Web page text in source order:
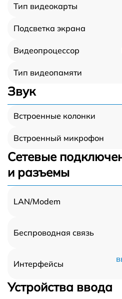
Тип видеокарты
Подсветка экрана
Видеопроцессор
Тип видеопамяти
Звук
Встроенные колонки
Встроенный микрофон
Сетевые
и разъемы
LAN/Modem
Беспроводная связь
Интерфейсы
Устройства ввода